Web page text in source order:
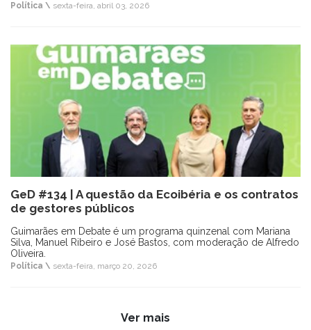
Política \ sexta-feira, abril 03, 2026
GeD #134 | A questão da Ecoibéria e os contratos
de gestores públicos
Guimarães em Debate é um programa quinzenal com Mariana
Silva, Manuel Ribeiro e José Bastos, com moderação de Alfredo
Oliveira.
Política \ sexta-feira, março 20, 2026
Ver mais